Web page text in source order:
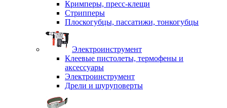
Кримперы, пресс-клещи
Стрипперы
Плоскогубцы, пассатижи, тонкогубцы
Электроинструмент
Клеевые пистолеты, термофены и
аксессуары
Электроинструмент
Дрели и шуруповерты